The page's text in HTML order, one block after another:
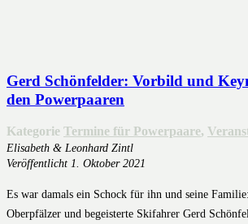
Gerd Schönfelder: Vorbild und
den Powerpaaren
Kategorie Termine für Powerpaare,
Elisabeth & Leonhard Zintl
Veröffentlicht 1. Oktober 2021
Es war damals ein Schock für ihn und seine
Oberpfälzer und begeisterte Skifahrer Gerd